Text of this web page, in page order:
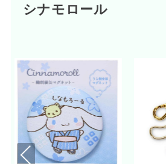
シナモロール
Pre